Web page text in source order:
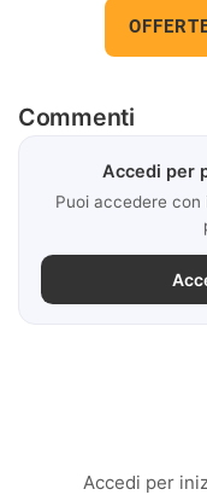
Commenti
Accedi per
Puoi accedere con
Accedi per